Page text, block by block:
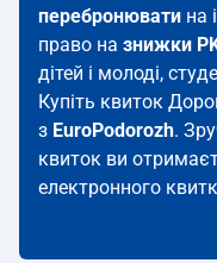
перебронювати на
право на знижки
дітей і молоді,
Купіть квиток
з EuroPodorozh.
квиток ви
електронного